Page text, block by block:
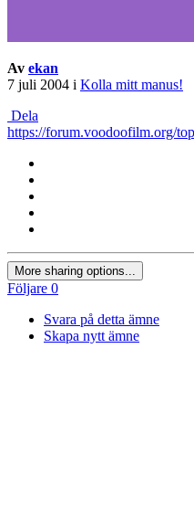
Av ekan
7 juli 2004 i Kolla mitt manus!
Dela
https://forum.voodoofilm.org/
More sharing options...
Följare 0
Svara på detta ämne
Skapa nytt ämne